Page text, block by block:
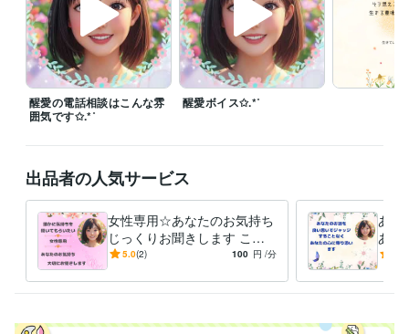
語学力
英語 日常会話レベル
醒愛の電話相談はこんな雰
囲気です✩.*˚
醒愛ボイス✩.*˚
出品者の人気サービス
女性専用☆あなたのお気持ち
じっくりお聞きします この
気持ちを誰かに聞いてほしい
す
5.0(2) 100 円 /分
あな
あな
良い